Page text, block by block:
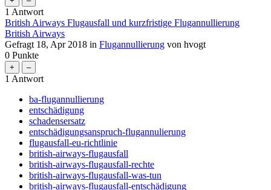
1 Antwort
British Airways Flugausfall und kurzfristige Flugannullierung
British Airways
Gefragt 18, Apr 2018 in Flugannullierung von hvogt
0 Punkte
1 Antwort
ba-flugannullierung
entschädigung
schadensersatz
entschädigungsanspruch-flugannulierung
flugausfall-eu-richtlinie
british-airways-flugausfall
british-airways-flugausfall-rechte
british-airways-flugausfall-was-tun
british-airways-flugausfall-entschädigung